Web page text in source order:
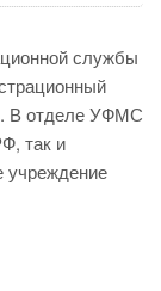
службы
В отделе УФМС
так и
учреждение